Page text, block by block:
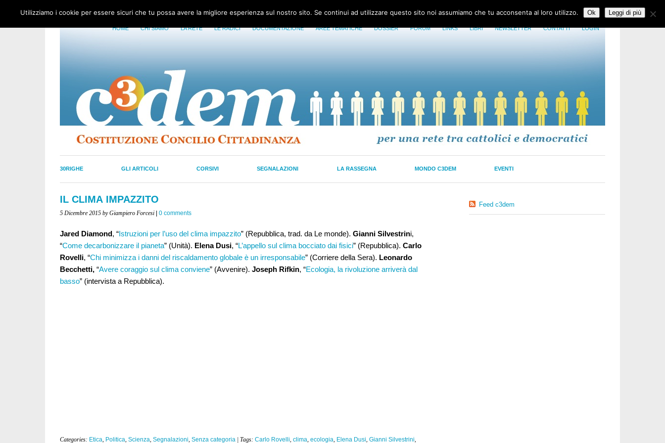
HOME CHI SIAMO LA RETE LE RADICI DOCUMENTAZIONE AREE TEMATICHE DOSSIER FORUM LINKS LIBRI NEWSLETTER CONTATTI LOGIN
30RIGHE GLI ARTICOLI CORSIVI SEGNALAZIONI LA RASSEGNA MONDO C3DEM EVENTI
IL CLIMA IMPAZZITO
5 Dicembre 2015 by Giampiero Forcesi 0 comments
Jared Diamond, “Istruzioni per l’uso del clima impazzito” (Repubblica, trad. da Le monde). Gianni Silvestrini,
“Come decarbonizzare il pianeta” (Unità). Elena Dusi, “L’appello sul clima bocciato dai fisici” (Repubblica). Carlo
Rovelli, “Chi minimizza i danni del riscaldamento globale è un irresponsabile” (Corriere della Sera). Leonardo
Becchetti, “Avere coraggio sul clima conviene” (Avvenire). Joseph Rifkin, “Ecologia, la rivoluzione arriverà dal
basso” (intervista a Repubblica).
Categories: Etica, Politica, Scienza, Segnalazioni, Senza categoria | Tags: Carlo Rovelli, clima, ecologia, Elena Dusi, Gianni Silvestrini,
Feed c3dem
Utilizziamo i cookie per essere sicuri che tu possa avere la migliore esperienza sul nostro sito. Se continui ad utilizzare questo sito noi assumiamo che tu acconsenta al loro utilizzo. Ok Leggi di più